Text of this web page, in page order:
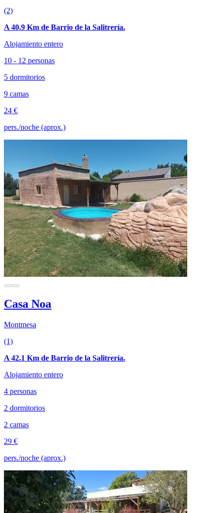
(2)
A 40.9 Km de Barrio de la Salitrería.
Alojamiento entero
10 - 12 personas
5 dormitorios
9 camas
24 €
pers./noche (aprox.)
Casa Noa
Montmesa
(1)
A 42.1 Km de Barrio de la Salitrería.
Alojamiento entero
4 personas
2 dormitorios
2 camas
29 €
pers./noche (aprox.)